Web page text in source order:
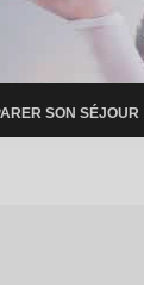
SON SÉJOUR